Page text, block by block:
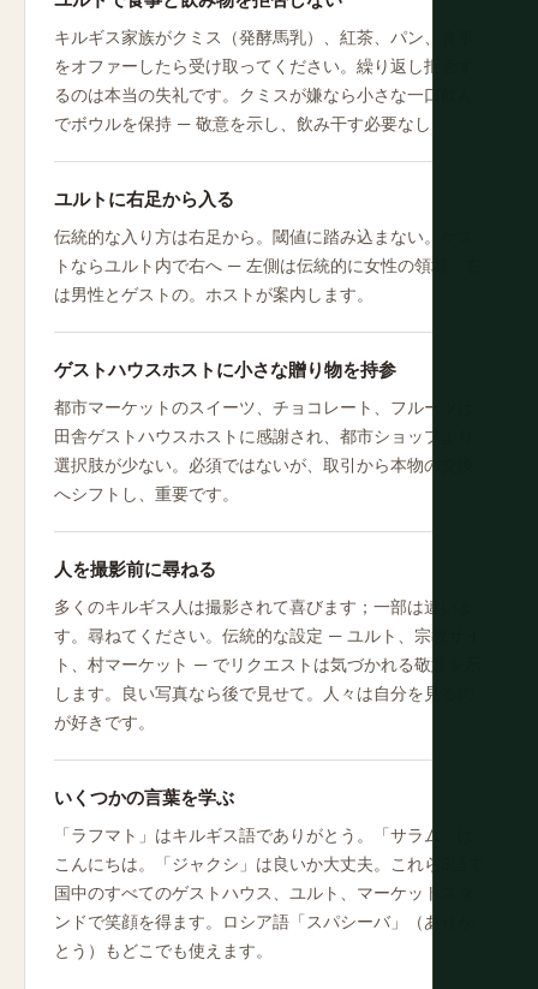
キルギス家族がクミス（発酵馬乳）、紅茶、パン、食事
をオファーしたら受け取ってください。繰り返し拒否す
るのは本当の失礼です。クミスが嫌なら小さな一口飲ん
でボウルを保持 — 敬意を示し、飲み干す必要なし。
ユルトに右足から入る
伝統的な入り方は右足から。閾値に踏み込まない。ゲス
トならユルト内で右へ — 左側は伝統的に女性の領域、右
は男性とゲストの。ホストが案内します。
ゲストハウスホストに小さな贈り物を持参
都市マーケットのスイーツ、チョコレート、フルーツは
田舎ゲストハウスホストに感謝され、都市ショップより
選択肢が少ない。必須ではないが、取引から本物の交換
へシフトし、重要です。
人を撮影前に尋ねる
多くのキルギス人は撮影されて喜びます；一部は違いま
す。尋ねてください。伝統的な設定 — ユルト、宗教サイ
ト、村マーケット — でリクエストは気づかれる敬意を示
します。良い写真なら後で見せて。人々は自分を見るの
が好きです。
いくつかの言葉を学ぶ
「ラフマト」はキルギス語でありがとう。「サラム」は
こんにちは。「ジャクシ」は良いか大丈夫。これら3語で
国中のすべてのゲストハウス、ユルト、マーケットスタ
ンドで笑顔を得ます。ロシア語「スパシーバ」（ありが
とう）もどこでも使えます。